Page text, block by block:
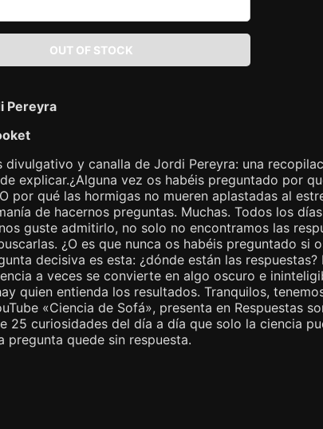
Pereyra
divulgativo y canalla de Jordi Pereyra: una
explicar.¿Alguna vez os habéis preguntado por
por qué las hormigas no mueren aplastadas al
de hacernos preguntas. Muchas. Todos los
guste admitirlo, no solo no encontramos las
¿O es que nunca os habéis preguntado si
decisiva es esta: ¿dónde están las
a veces se convierte en algo oscuro e
quien entienda los resultados. Tranquilos,
«Ciencia de Sofá», presenta en Respuestas
25 curiosidades del día a día que solo la ciencia
pregunta quede sin respuesta.